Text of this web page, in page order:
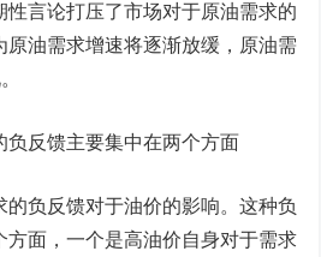
性言论打压了市场对于原油需求的
油需求增速将逐渐放缓，原油需
负反馈主要集中在两个方面
的负反馈对于油价的影响。这种负
方面，一个是高油价自身对于需求